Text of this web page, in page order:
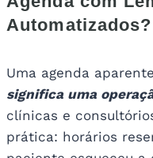
Automatizados?
Uma agenda
significa uma
clínicas e
prática: horários